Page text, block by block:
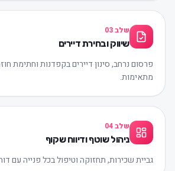
שלב03
שיווק ובחירת דיירים
פרסום נרחב, סינון דיירים בקפדנות וחתימת
מתאימות.
שלב04
ניהול שוטף ודיווח שקוף
גביית שכירות, תחזוקה וטיפול בכל פנייה עם